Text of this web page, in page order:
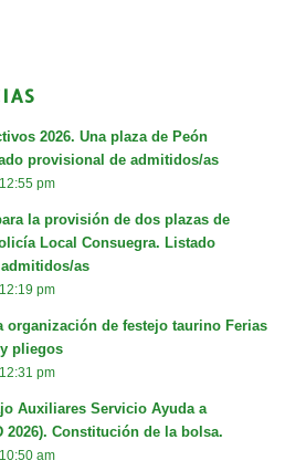
2026. Una plaza de Peón
provisional de admitidos/as
pm
la provisión de dos plazas de
Local Consuegra. Listado
as
pm
organización de festejo taurino Ferias
pliegos
pm
Auxiliares Servicio Ayuda a
2026). Constitución de la bolsa.
am